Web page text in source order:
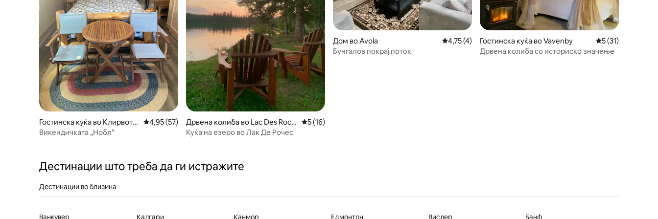
Гостинска куќа во Клирвоте
р
Просечна оцена: 4,95 од 5, 57 рецензии
4,95 (57)
Викендичката „Нобл“
Дрвена колиба во Lac Des Roch
es
Просечна оцена: 5 од 5, 16 рецензии
5 (16)
Куќа на езеро во Лак Де Рочес
Дом во Avola Просечна оцена: 4,75 од 5, 4 рецензии
4,75 (4)
Бунгалов покрај поток
Гостинска куќа во Vavenby Просечна оцена:
5 (31)
Дрвена колиба со историско значење
Дестинации што треба да ги истражите
Дестинации во близина
Ванкувер Калгари Канмор Едмонтон Вислер Банф